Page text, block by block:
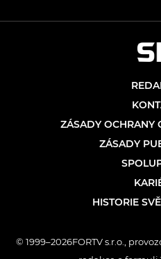
ZÁSADY OCHRANY
ZÁSADY
HISTORIE
© 1999–2026FORTV s.r.o.,